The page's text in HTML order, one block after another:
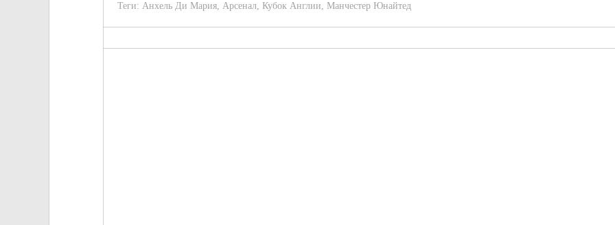
Теги: Анхель Ди Мария, Арсенал, Кубок Англии, Манчестер Юнайтед